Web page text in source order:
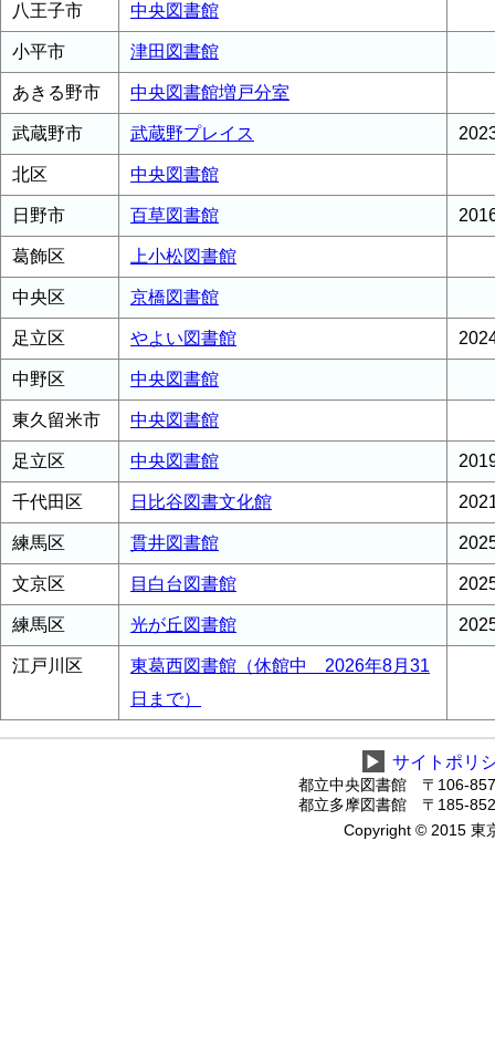
八王子市 中央図書館
小平市 津田図書館
あきる野市 中央図書館増戸分室
武蔵野市 武蔵野プレイス
北区 中央図書館
日野市 百草図書館
葛飾区 上小松図書館
中央区 京橋図書館
足立区 やよい図書館
中野区 中央図書館
東久留米市 中央図書館
足立区 中央図書館
千代田区 日比谷図書文化館
練馬区 貫井図書館
文京区 目白台図書館
練馬区 光が丘図書館
江戸川区
東葛西図書館（休館中 2026年8月31
日まで）
▶ サイトポリ
都立中央図書館 〒106-
都立多摩図書館 〒185-
Copyright © 2015 東